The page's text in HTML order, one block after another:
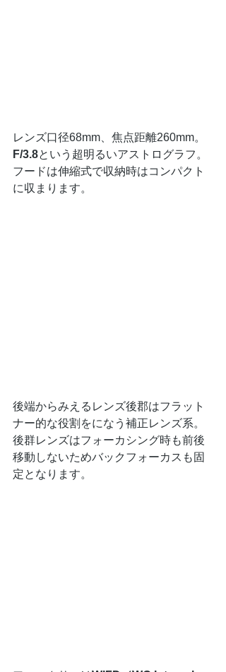
レンズ口径68mm、焦点距離260mm。
F/3.8という超明るいアストログラフ。
フードは伸縮式で収納時はコンパクト
に収まります。
後端からみえるレンズ後郡はフラット
ナー的な役割をになう補正レンズ系。
後群レンズはフォーカシング時も前後
移動しないためバックフォーカスも固
定となります。